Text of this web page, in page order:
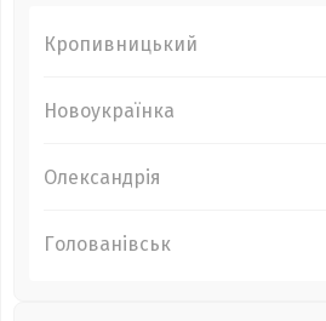
Кропивницький
Новоукраїнка
Олександрія
Голованівськ